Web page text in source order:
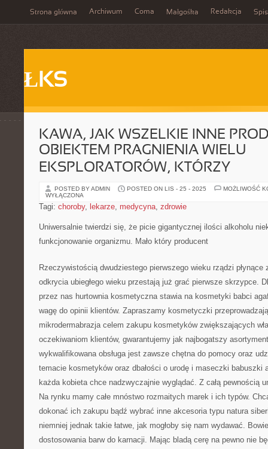
Strona główna Archiwum Coma Małgośka Redakcja
ŁKS
KAWA, JAK WSZELKIE INNE
OBIEKTEM PRAGNIENIA WIELU
EKSPLORATORÓW, KTÓRZY
POSTED BY ADMIN POSTED ON LIS - 25 - 2025
MOŻLIWOŚĆ
WYŁĄCZONA
Tagi: choroby, lekarze, medycyna, zdrowie
Uniwersalnie twierdzi się, że picie gigantycznej ilości alkoholu
funkcjonowanie organizmu. Mało który producent
Rzeczywistością dwudziestego pierwszego wieku rządzi
odkrycia ubiegłego wieku przestają już grać pierwsze skrzypce.
przez nas hurtownia kosmetyczna stawia na kosmetyki babci
wagę do opinii klientów. Zapraszamy kosmetyczki
mikrodermabrazja celem zakupu kosmetyków zwiększających
oczekiwaniom klientów, gwarantujemy jak najbogatszy
wykwalifikowana obsługa jest zawsze chętna do pomocy oraz
temacie kosmetyków oraz dbałości o urodę i maseczki babuszki
każda kobieta chce nadzwyczajnie wyglądać. Z całą pewnością
Na rynku mamy całe mnóstwo rozmaitych marek i ich typów.
dokonać ich zakupu bądź wybrać inne akcesoria typu natura
niemniej jednak takie łatwe, jak mogłoby się nam wydawać.
dostosowania barw do karnacji. Mając bladą cerę na pewno nie